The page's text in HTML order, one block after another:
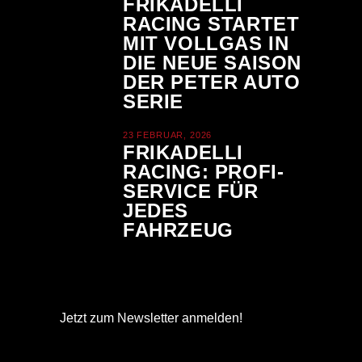
FRIKADELLI
RACING STARTET
MIT VOLLGAS IN
DIE NEUE SAISON
DER PETER AUTO
SERIE
23 FEBRUAR, 2026
FRIKADELLI
RACING: PROFI-
SERVICE FÜR
JEDES
FAHRZEUG
Jetzt zum Newsletter anmelden!